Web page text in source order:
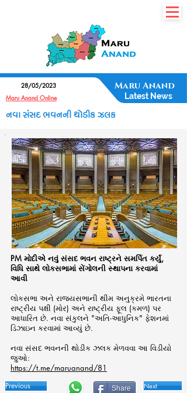
28/05/2023
Maru Anand Online
Latest News
Maru Anand
નવા સંસદ ભવનની થોડીક ઝલક
PM મોદીએ નવું સંસદ ભવન રાષ્ટ્રને સમર્પિત કર્યું,
વિધિ સાથે લોકસભામાં સેંગોલની સ્થાપના કરવામાં
આવી
લોકસભા અને રાજ્યસભાની થીમ અનુક્રમે ભારતના
રાષ્ટ્રીય પક્ષી (મોર) અને રાષ્ટ્રીય ફૂલ (કમળ) પર
આધારિત છે. નવા સંકુલને "અતિ-આધુનિક" ફેશનમાં
ડિઝાઇન કરવામાં આવ્યું છે.
નવા સંસદ ભવનની થોડીક ઝલક મેળવવા આ વિડીયો
જુઓ:
https://t.me/maruanand/81
Previous Share Next